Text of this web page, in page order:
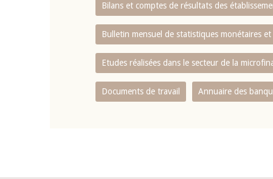
Bilans et comptes de résultats des
Bulletin mensuel de statistiques monétaires
Etudes réalisées dans le secteur de la
Documents de travail Annuaire des